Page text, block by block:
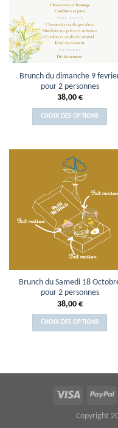
Brunch du dimanche 9
pour 2 personnes
38,00 €
CHOIX DES OPTIONS
Brunch du Samedi 18
pour 2 personnes
38,00 €
CHOIX DES OPTIONS
Copyright